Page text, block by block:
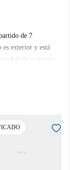
de 7
es exterior y está
y balcón o terraza.
revisado
se admiten parejas,
como